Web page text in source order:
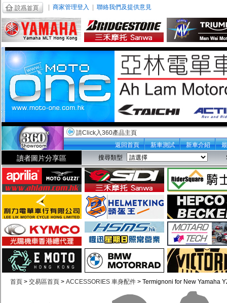
商家管理登入 聯絡我們及提供意見
請Click入360產品主頁
返回首頁
新車測試 新車介紹
讀者圖片分享區 搜尋類型
首頁 > 交易區首頁 > ACCESSORIES 車身配件 > Termignoni for New Yamaha